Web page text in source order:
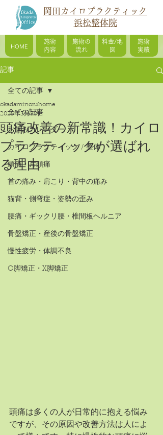
HOME
施術
内容
施術の
流れ
料金/地
図
施術
実績
岡田カイロプラクティック
浜松整体院
記事
全ての記事
お休みカレンダー
カイロプラクティック / 整体
頭痛・片頭痛
首の痛み・肩こり・背中の痛み
猫背・側弯症・姿勢の歪み
腰痛・ギックリ腰・椎間板ヘルニア
骨盤矯正・産後の骨盤矯正
慢性疲労・体調不良
O脚矯正・X脚矯正
全ての記事
頭痛改善の新常識！カイロ
プラクティックが選ばれ
る理由
okadaminoruhome
2025年3月30日
頭痛は多くの人が日常的に抱える悩み
ですが、その原因や改善方法は人によ